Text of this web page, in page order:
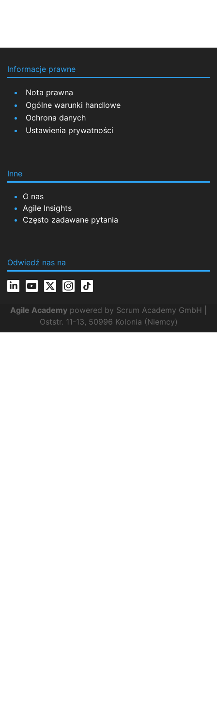
Informacje prawne
Nota prawna
Ogólne warunki handlowe
Ochrona danych
Ustawienia prywatności
Inne
O nas
Agile Insights
Często zadawane pytania
Odwiedź nas na
Agile Academy powered by Scrum Academy GmbH |
Oststr. 11-13, 50996 Kolonia (Niemcy)